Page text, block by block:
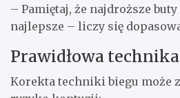
– Pamiętaj, że najdroższe
najlepsze – liczy się
Prawidłowa
Korekta techniki biegu może